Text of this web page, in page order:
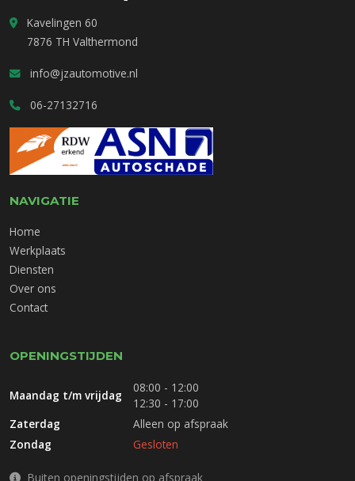
Kavelingen 60
7876 TH Valthermond
info@jzautomotive.nl
06-27132716
NAVIGATIE
Home
Werkplaats
Diensten
Over ons
Contact
OPENINGSTIJDEN
Maandag t/m vrijdag
08:00 - 12:00
12:30 - 17:00
Zaterdag
Alleen op afspraak
Zondag
Gesloten
Buiten openingstijden op afspraak